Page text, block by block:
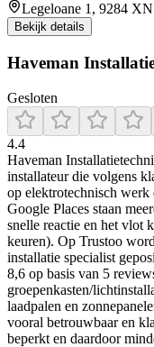
Legeloane 1, 9284
Bekijk details
Haveman
Gesloten
4.4
Haveman
installateur die volgens
op elektrotechnisch werk
Google Places staan
snelle reactie en het vlot
keuren). Op Trustoo
installatie specialist
8,6 op basis van 5
groepenkasten/
laadpalen en
vooral betrouwbaar en
beperkt en daardoor